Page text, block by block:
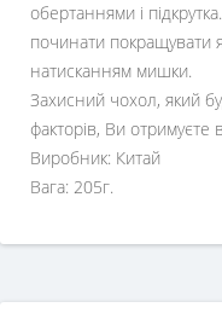
обертаннями і підкрутка.
починати покращувати
натисканням мишки.
Захисний чохол, який
факторів, Ви отримуєте
Виробник: Китай
Вага: 205г.